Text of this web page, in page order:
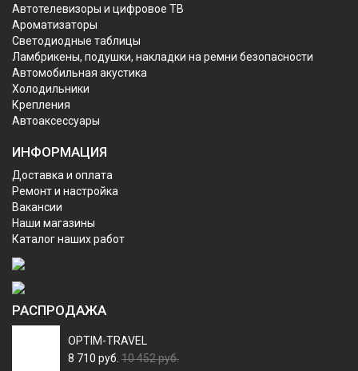
Автотелевизоры и цифровое ТВ
Ароматизаторы
Светодиодные таблицы
Ламбрикены, подушки, накладки на ремни безопасности
Автомобильная акустика
Холодильники
Крепления
Автоаксессуары
ИНФОРМАЦИЯ
Доставка и оплата
Ремонт и настройка
Вакансии
Наши магазины
Каталог наших работ
РАСПРОДАЖА
OPTIM-TRAVEL
8 710 руб. 10 452 руб.